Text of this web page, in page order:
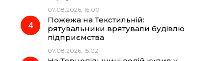
07.08.2026, 16:00
Пожежа на Текстильній:
рятувальники врятували будівлю
підприємства
07.08.2026, 15:02